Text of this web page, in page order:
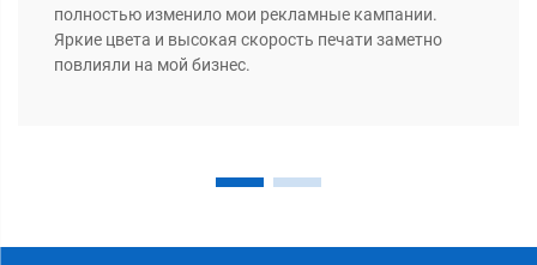
полностью изменило мои рекламные кампании.
Яркие цвета и высокая скорость печати заметно
повлияли на мой бизнес.